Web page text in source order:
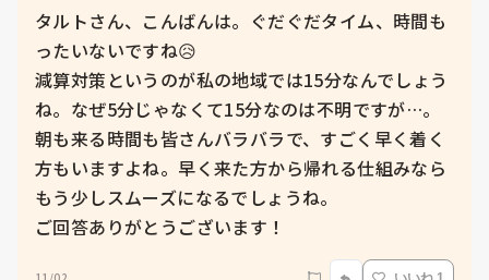
タルトさん、こんばんは。ぐだぐだタイム、時間も
ったいないですね😥
減算対策というのが私の地域では15分なんでしょう
ね。なぜ5分じゃなくて15分なのは不明ですが…。
朝も来る時間も皆さんバラバラで、すごく早く着く
方もいますよね。早く来た方から帰れる仕組みなら
もう少しスムーズになるでしょうね。